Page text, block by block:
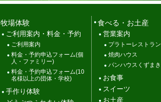
牧場体験
ご利用案内・料金・予約
ご利用案内
料金・予約申込フォーム(個
人・ファミリー)
料金・予約申込フォーム(10
名様以上の団体・学校)
手作り体験
食べる・お土産
営業案内
プラトーレストラン
焼肉ハウス
パンハウスくずまき
お食事
スイーツ
お土産